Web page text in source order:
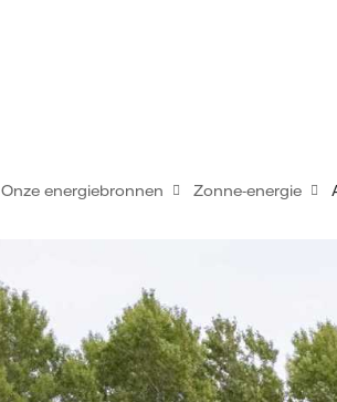
Onze energiebronnen Zonne-energie